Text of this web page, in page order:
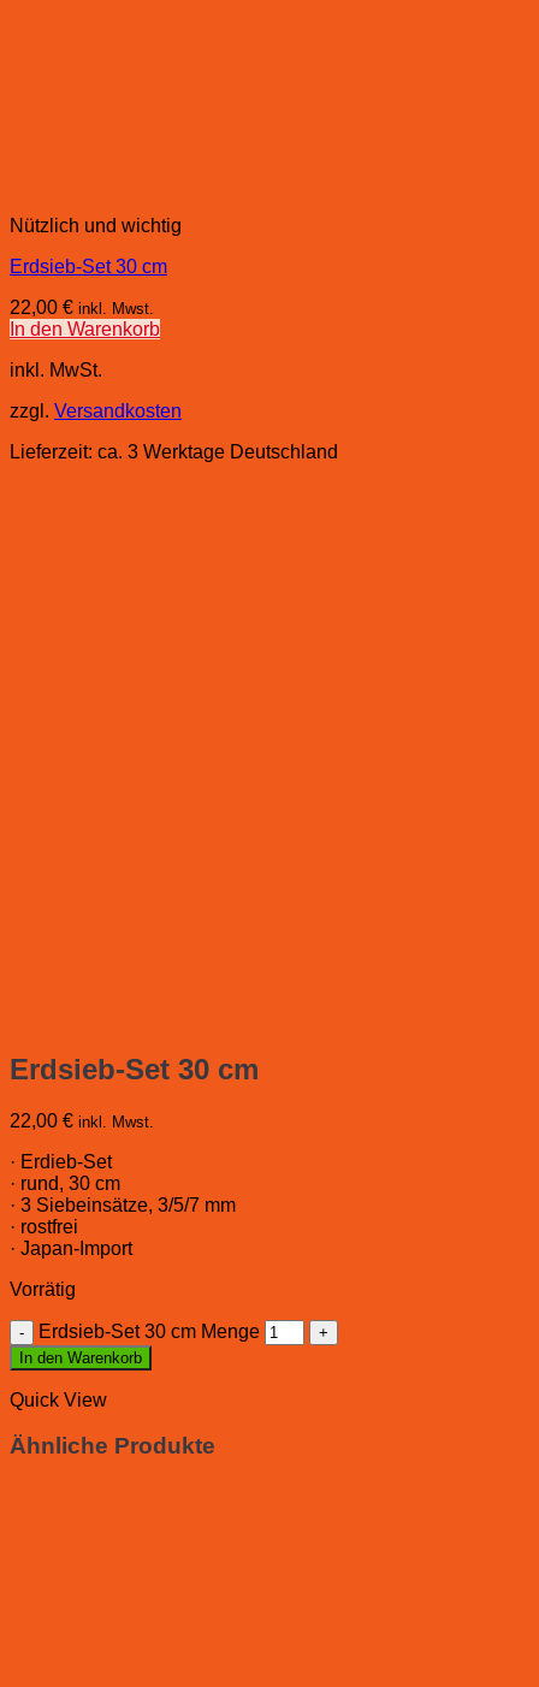
Nützlich und wichtig
Erdsieb-Set 30 cm
22,00 € inkl. Mwst.
In den Warenkorb
inkl. MwSt.
zzgl. Versandkosten
Lieferzeit: ca. 3 Werktage Deutschland
Erdsieb-Set 30 cm
22,00 € inkl. Mwst.
· Erdieb-Set
· rund, 30 cm
· 3 Siebeinsätze, 3/5/7 mm
· rostfrei
· Japan-Import
Vorrätig
Erdsieb-Set 30 cm Menge
In den Warenkorb
Quick View
Ähnliche Produkte